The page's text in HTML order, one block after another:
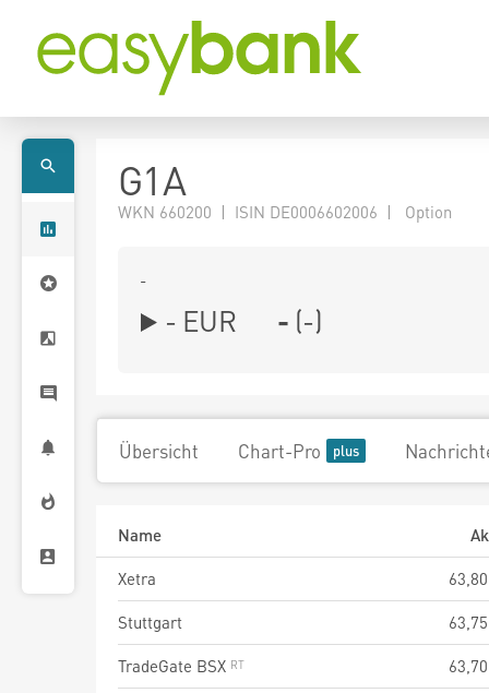
G1A
WKN 660200 | ISIN DE0006602006 | Option
-
- EUR - (-)
Übersicht Chart-Pro
Name
Xetra
63,80
Stuttgart
63,75
TradeGate BSX
63,70